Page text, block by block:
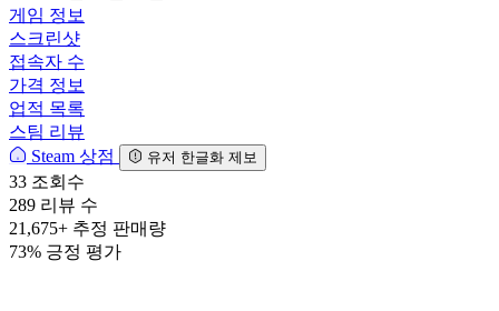
게임 정보
스크린샷
접속자 수
가격 정보
업적 목록
스팀 리뷰
Steam 상점
유저 한글화 제보
33 조회수
289 리뷰 수
21,675+ 추정 판매량
73% 긍정 평가